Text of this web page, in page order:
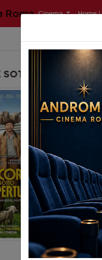
Roma Cinema Home
COPERTURA
Lingua:
Regia: K.
Anno:
Con:H.
Gordon